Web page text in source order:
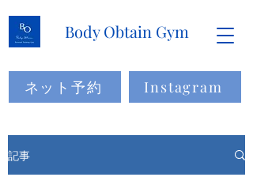
Body Obtain Gym
ネット予約 Instagram
記事